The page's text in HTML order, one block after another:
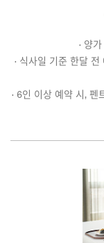
· 양
· 식사일 기준 한달
· 6인 이상 예약 시, 펜